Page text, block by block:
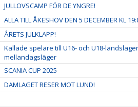
JULLOVSCAMP FÖR DE YNGRE!
ALLA TILL ÅKESHOV DEN 5 DECEMBER KL
ÅRETS JULKLAPP!
Kallade spelare till U16- och U18-
mellandagsläger
SCANIA CUP 2025
DAMLAGET RESER MOT LUND!